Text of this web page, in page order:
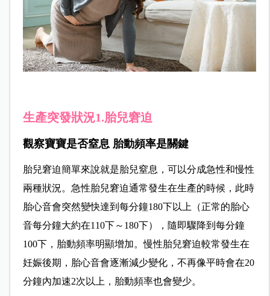
生產突發狀況1.胎兒窘迫
觀察寶寶是否窒息 胎動頻率是關鍵
胎兒窘迫簡單來說就是胎兒窒息，可以分成急性和慢性
兩種狀況。 急性胎兒窘迫通常發生在生產的時候，此時
胎心音會突然變快達到 每分鐘180下以上（正常的胎心
音每分鐘大約在110下～180下），隨即驟降到每分鐘
100下，胎動頻率明顯增加。慢性胎兒窘迫較常發生在
妊娠後期，胎心音會逐漸減少變化，不再像平時會在20
分鐘內加速2次以 上，胎動頻率也會變少。